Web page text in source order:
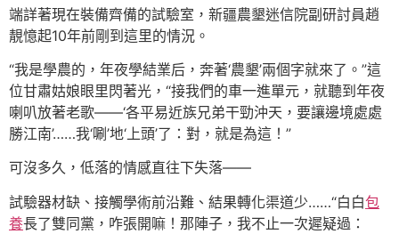
端詳著現在裝備齊備的試驗室，新疆農墾迷信院副研討員趙
靚憶起10年前剛到這里的情況。
“我是學農的，年夜學結業后，奔著‘農墾’兩個字就來了。”這
位甘肅姑娘眼里閃著光，“接我們的車一進單元，就聽到年夜
喇叭放著老歌——‘各平易近族兄弟干勁沖天，要讓邊境處處
勝江南’……我‘唰’地‘上頭’了：對，就是為這！”
可沒多久，低落的情感直往下失落——
試驗器材缺、接觸學術前沿難、結果轉化渠道少……“白白包
養長了雙同黨，咋張開嘛！那陣子，我不止一次遲疑過：